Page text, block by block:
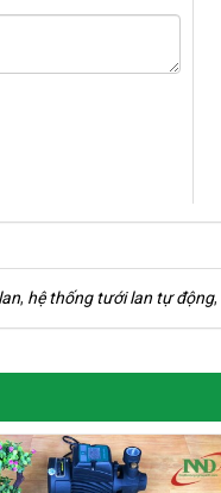
, hệ thống tưới lan tự động,